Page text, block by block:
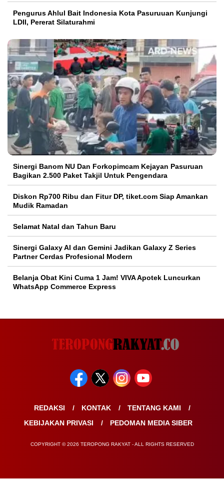
Pengurus Ahlul Bait Indonesia Kota Pasuruuan Kunjungi
LDII, Pererat Silaturahmi
Sinergi Banom NU Dan Forkopimcam Kejayan Pasuruan
Bagikan 2.500 Paket Takjil Untuk Pengendara
Diskon Rp700 Ribu dan Fitur DP, tiket.com Siap Amankan
Mudik Ramadan
Selamat Natal dan Tahun Baru
Sinergi Galaxy AI dan Gemini Jadikan Galaxy Z Series
Partner Cerdas Profesional Modern
Belanja Obat Kini Cuma 1 Jam! VIVA Apotek Luncurkan
WhatsApp Commerce Express
REDAKSI KONTAK
TENTANG KAMI
KEBIJAKAN PRIVASI
PEDOMAN MEDIA SIBER
COPYRIGHT © 2026 TEROPONG RAKYAT - ALL RIGHTS RESERVED